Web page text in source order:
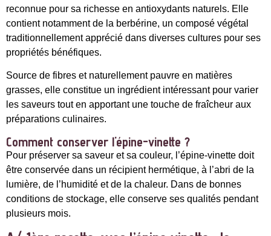
reconnue pour sa richesse en antioxydants naturels. Elle
contient notamment de la berbérine, un composé végétal
traditionnellement apprécié dans diverses cultures pour ses
propriétés bénéfiques.
Source de fibres et naturellement pauvre en matières
grasses, elle constitue un ingrédient intéressant pour varier
les saveurs tout en apportant une touche de fraîcheur aux
préparations culinaires.
Comment conserver l'épine-vinette ?
Pour préserver sa saveur et sa couleur, l’épine-vinette doit
être conservée dans un récipient hermétique, à l’abri de la
lumière, de l’humidité et de la chaleur. Dans de bonnes
conditions de stockage, elle conserve ses qualités pendant
plusieurs mois.